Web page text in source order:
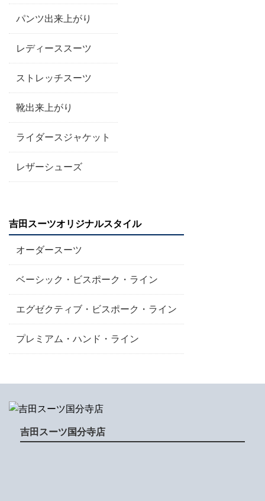
パンツ出来上がり
レディーススーツ
ストレッチスーツ
靴出来上がり
ライダースジャケット
レザーシューズ
吉田スーツオリジナルスタイル
オーダースーツ
ベーシック・ビスポーク・ライン
エグゼクティブ・ビスポーク・ライン
プレミアム・ハンド・ライン
吉田スーツ国分寺店